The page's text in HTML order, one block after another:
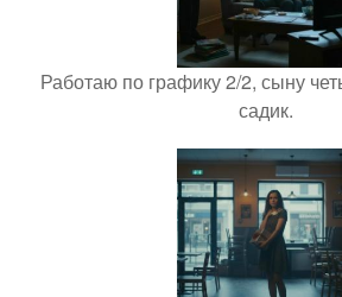
Работаю по графику 2/2, сыну
садик.